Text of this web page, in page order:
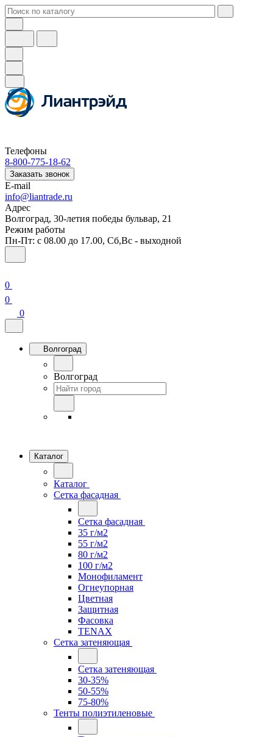
Телефоны
8-800-775-18-62
Заказать звонок
E-mail
info@liantrade.ru
Адрес
Волгоград, 30-летия победы бульвар, 21
Режим работы
Пн-Пт: c 08.00 до 17.00, Cб,Вс - выходной
0
0
0
Волгоград
Волгоград
Каталог
Каталог
Сетка фасадная
Сетка фасадная
35 г/м2
55 г/м2
80 г/м2
100 г/м2
Монофиламент
Огнеупорная
Цветная
Защитная
Фасовка
TENAX
Сетка затеняющая
Сетка затеняющая
30-35%
50-55%
75-80%
Тенты полиэтиленовые